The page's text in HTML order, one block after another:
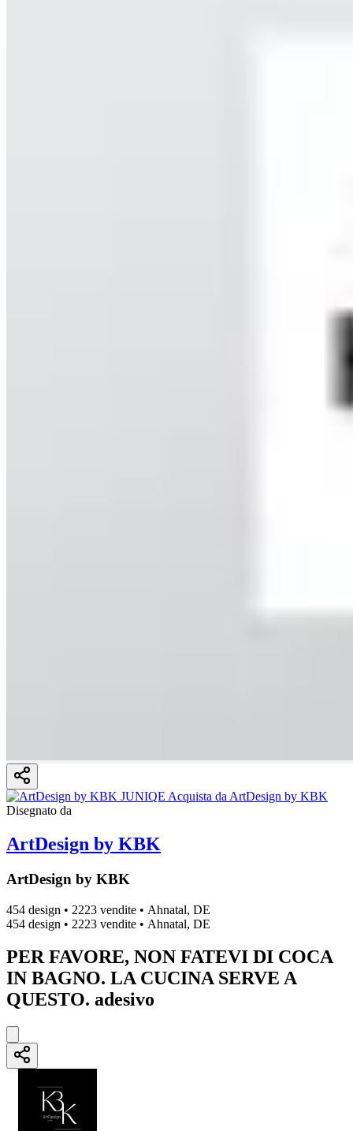
Disegnato da
ArtDesign by KBK
ArtDesign by KBK
454 design • 2223 vendite • Ahnatal, DE
454 design • 2223 vendite • Ahnatal, DE
PER FAVORE, NON FATEVI DI COCA
IN BAGNO. LA CUCINA SERVE A
QUESTO. adesivo